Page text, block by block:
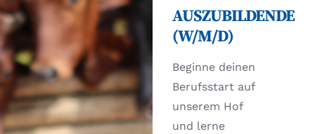
AUSZUBILDENDE
(W/M/D)
Beginne deinen
Berufsstart auf
unserem Hof
und lerne